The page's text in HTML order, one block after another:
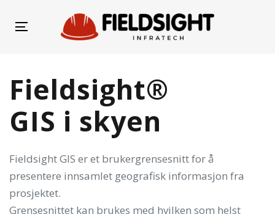
over til
primærnavigasjon
til
innhold
Bytt
Fieldsight®
GIS i skyen
Fieldsight GIS er et brukergrensesnitt for å
presentere innsamlet geografisk informasjon fra
prosjektet.
Grensesnittet kan brukes med hvilken som helst